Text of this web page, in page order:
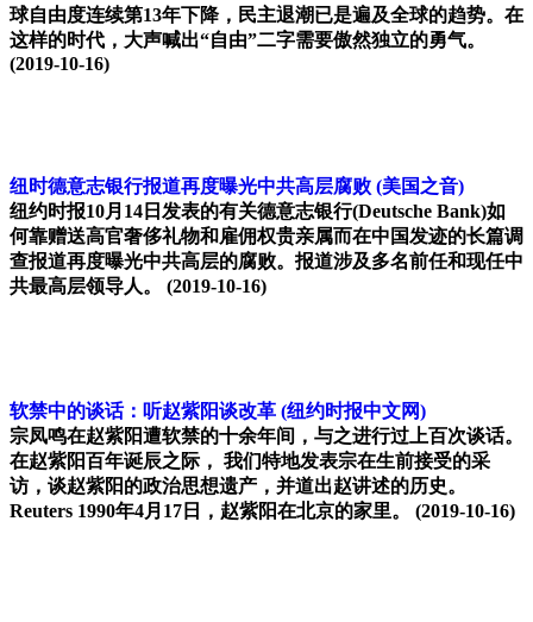
球自由度连续第13年下降，民主退潮已是遍及全球的趋势。在
这样的时代，大声喊出“自由”二字需要傲然独立的勇气。
(2019-10-16)
纽时德意志银行报道再度曝光中共高层腐败 (美国之音)
纽约时报10月14日发表的有关德意志银行(Deutsche Bank)如
何靠赠送高官奢侈礼物和雇佣权贵亲属而在中国发迹的长篇调
查报道再度曝光中共高层的腐败。报道涉及多名前任和现任中
共最高层领导人。
(2019-10-16)
软禁中的谈话：听赵紫阳谈改革 (纽约时报中文网)
宗凤鸣在赵紫阳遭软禁的十余年间，与之进行过上百次谈话。
在赵紫阳百年诞辰之际， 我们特地发表宗在生前接受的采
访，谈赵紫阳的政治思想遗产，并道出赵讲述的历史。
Reuters 1990年4月17日，赵紫阳在北京的家里。 (2019-10-16)